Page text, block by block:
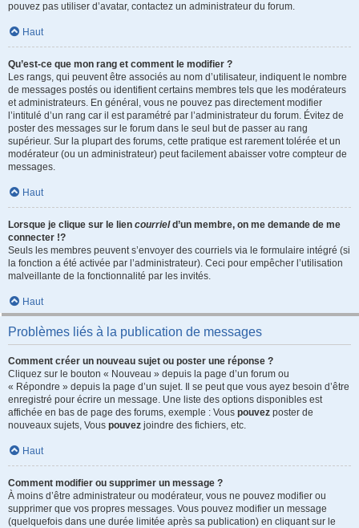
pouvez pas utiliser d’avatar, contactez un administrateur du forum.
Haut
Qu’est-ce que mon rang et comment le modifier ?
Les rangs, qui peuvent être associés au nom d’utilisateur, indiquent le nombre
de messages postés ou identifient certains membres tels que les modérateurs
et administrateurs. En général, vous ne pouvez pas directement modifier
l’intitulé d’un rang car il est paramétré par l’administrateur du forum. Évitez de
poster des messages sur le forum dans le seul but de passer au rang
supérieur. Sur la plupart des forums, cette pratique est rarement tolérée et un
modérateur (ou un administrateur) peut facilement abaisser votre compteur de
messages.
Haut
Lorsque je clique sur le lien courrield’un membre, on me demande de me
connecter !?
Seuls les membres peuvent s’envoyer des courriels via le formulaire intégré (si
la fonction a été activée par l’administrateur). Ceci pour empêcher l’utilisation
malveillante de la fonctionnalité par les invités.
Haut
Problèmes liés à la publication de messages
Comment créer un nouveau sujet ou poster une réponse ?
Cliquez sur le bouton « Nouveau » depuis la page d’un forum ou
« Répondre » depuis la page d’un sujet. Il se peut que vous ayez besoin d’être
enregistré pour écrire un message. Une liste des options disponibles est
affichée en bas de page des forums, exemple : Vous pouvez poster de
nouveaux sujets, Vous pouvez joindre des fichiers, etc.
Haut
Comment modifier ou supprimer un message ?
À moins d’être administrateur ou modérateur, vous ne pouvez modifier ou
supprimer que vos propres messages. Vous pouvez modifier un message
(quelquefois dans une durée limitée après sa publication) en cliquant sur le